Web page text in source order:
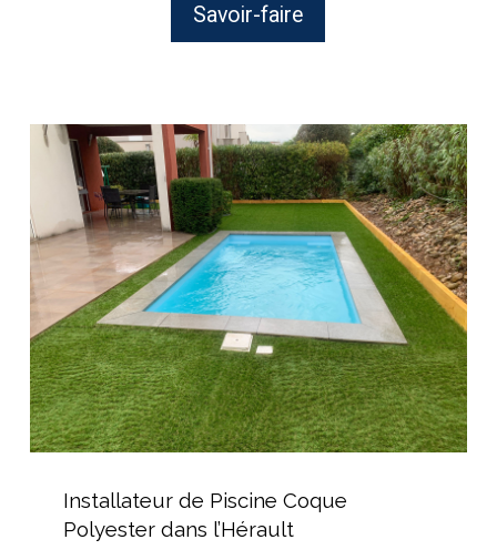
Savoir-faire
Installateur
Piscine
Coque
Polyester
dans
l’Hérault
Installateur de Piscine Coque
Polyester dans l’Hérault